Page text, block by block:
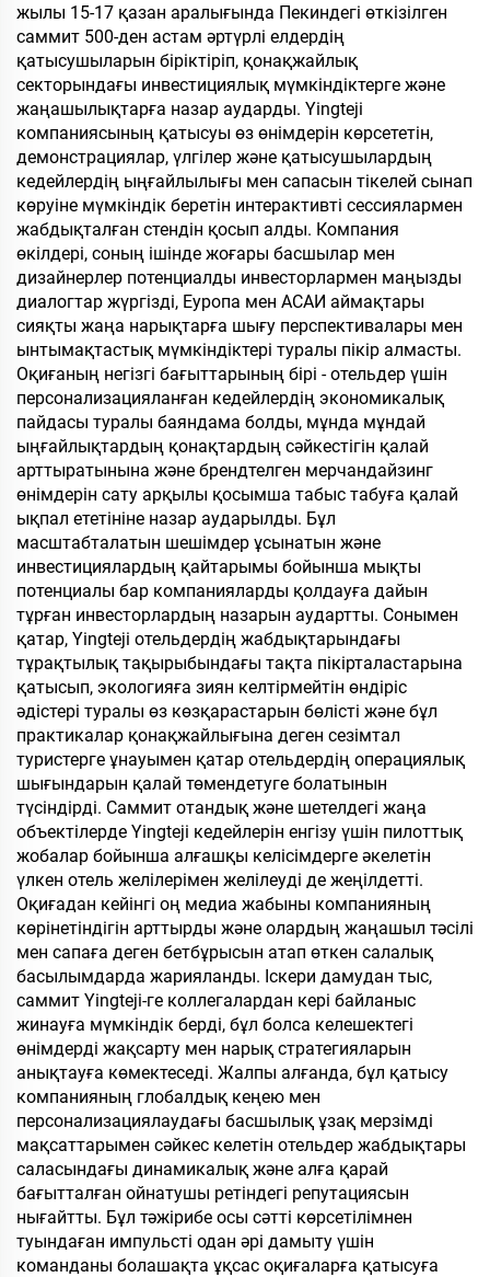
жылы 15-17 қазан аралығында Пекиндегі өткізілген
саммит 500-ден астам әртүрлі елдердің
қатысушыларын біріктіріп, қонақжайлық
секторындағы инвестициялық мүмкіндіктерге және
жаңашылықтарға назар аударды. Yingteji
компаниясының қатысуы өз өнімдерін көрсететін,
демонстрациялар, үлгілер және қатысушылардың
кедейлердің ыңғайлылығы мен сапасын тікелей сынап
көруіне мүмкіндік беретін интерактивті сессиялармен
жабдықталған стендін қосып алды. Компания
өкілдері, соның ішінде жоғары басшылар мен
дизайнерлер потенциалды инвесторлармен маңызды
диалогтар жүргізді, Еуропа мен АСАИ аймақтары
сияқты жаңа нарықтарға шығу перспективалары мен
ынтымақтастық мүмкіндіктері туралы пікір алмасты.
Оқиғаның негізгі бағыттарының бірі - отельдер үшін
персонализацияланған кедейлердің экономикалық
пайдасы туралы баяндама болды, мұнда мұндай
ыңғайлықтардың қонақтардың сәйкестігін қалай
арттыратынына және брендтелген мерчандайзинг
өнімдерін сату арқылы қосымша табыс табуға қалай
ықпал ететініне назар аударылды. Бұл
масштабталатын шешімдер ұсынатын және
инвестициялардың қайтарымы бойынша мықты
потенциалы бар компанияларды қолдауға дайын
тұрған инвесторлардың назарын аудартты. Сонымен
қатар, Yingteji отельдердің жабдықтарындағы
тұрақтылық тақырыбындағы тақта пікірталастарына
қатысып, экологияға зиян келтірмейтін өндіріс
әдістері туралы өз көзқарастарын бөлісті және бұл
практикалар қонақжайлығына деген сезімтал
туристерге ұнауымен қатар отельдердің операциялық
шығындарын қалай төмендетуге болатынын
түсіндірді. Саммит отандық және шетелдегі жаңа
объектілерде Yingteji кедейлерін енгізу үшін пилоттық
жобалар бойынша алғашқы келісімдерге әкелетін
үлкен отель желілерімен желілеуді де жеңілдетті.
Оқиғадан кейінгі оң медиа жабыны компанияның
көрінетіндігін арттырды және олардың жаңашыл тәсілі
мен сапаға деген бетбұрысын атап өткен салалық
басылымдарда жарияланды. Іскери дамудан тыс,
саммит Yingteji-ге коллегалардан кері байланыс
жинауға мүмкіндік берді, бұл болса келешектегі
өнімдерді жақсарту мен нарық стратегияларын
анықтауға көмектеседі. Жалпы алғанда, бұл қатысу
компанияның глобалдық кеңею мен
персонализациялаудағы басшылық ұзақ мерзімді
мақсаттарымен сәйкес келетін отельдер жабдықтары
саласындағы динамикалық және алға қарай
бағытталған ойнатушы ретіндегі репутациясын
нығайтты. Бұл тәжірибе осы сәтті көрсетілімнен
туындаған импульсті одан әрі дамыту үшін
команданы болашақта ұқсас оқиғаларға қатысуға